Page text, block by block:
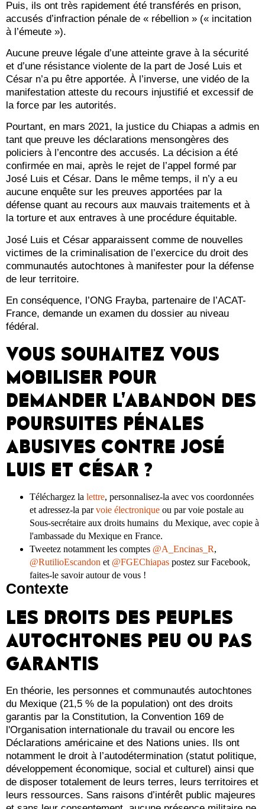
Puis, ils ont très rapidement été transférés en prison,
accusés d’infraction pénale de « rébellion » (« incitation
à l’émeute »).
Aucune preuve légale d’une atteinte grave à la sécurité
et d’une résistance violente de la part de José Luis et
César n’a pu être apportée. À l’inverse, une vidéo de la
manifestation atteste du recours injustifié et excessif de
la force par les autorités.
Pourtant, en mars 2021, la justice du Chiapas a admis en
tant que preuve les déclarations mensongères des
policiers à l’encontre des accusés. La décision a été
confirmée en mai, après le rejet de l’appel formé par
José Luis et César. Dans le même temps, il n’y a eu
aucune enquête sur les preuves apportées par la
défense quant au recours aux mauvais traitements et à
la torture et aux entraves à une procédure équitable.
José Luis et César apparaissent comme de nouvelles
victimes de la criminalisation de l’exercice du droit des
communautés autochtones à manifester pour la défense
de leur territoire.
En conséquence, l’ONG Frayba, partenaire de l’ACAT-
France, demande un examen du dossier au niveau
fédéral.
VOUS SOUHAITEZ VOUS
MOBILISER POUR
DEMANDER L’ABANDON DES
POURSUITES PÉNALES
ABUSIVES CONTRE JOSÉ
LUIS ET CÉSAR ?
Téléchargez la lettre, personnalisez-la avec vos coordonnées
et adressez-la parvoie électronique ou par voie postale au
Sous-secrétaire aux droits humains du Mexique, avec copie à
l'ambassade du Mexique en France.
Tweetez notamment les comptes @A_Encinas_R,
@RutilioEscandon et @FGEChiapas postez sur Facebook,
faites-le savoir autour de vous !
Contexte
LES DROITS DES PEUPLES
AUTOCHTONES PEU OU PAS
GARANTIS
En théorie, les personnes et communautés autochtones
du Mexique (21,5 % de la population) ont des droits
garantis par la Constitution, la Convention 169 de
l'Organisation internationale du travail ou encore les
Déclarations américaine et des Nations unies. Ils ont
notamment le droit à l’autodétermination (statut politique,
développement économique, social et culturel) ainsi que
de disposer totalement de leurs terres, leurs territoires et
leurs ressources. Sans raisons d’intérêt public majeures